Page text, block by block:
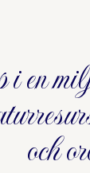
i en
och